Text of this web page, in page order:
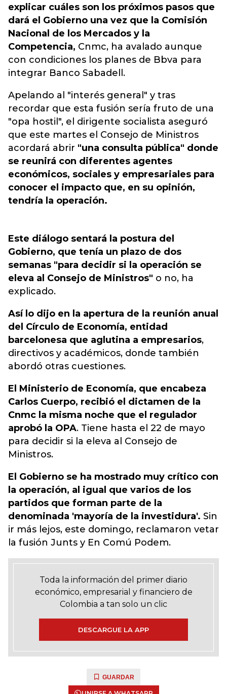
explicar cuáles son los próximos pasos que
dará el Gobierno una vez que la Comisión
Nacional de los Mercados y la
Competencia, Cnmc, ha avalado aunque
con condiciones los planes de Bbva para
integrar Banco Sabadell.
Apelando al "interés general" y tras
recordar que esta fusión sería fruto de una
"opa hostil", el dirigente socialista aseguró
que este martes el Consejo de Ministros
acordará abrir "una consulta pública" donde
se reunirá con diferentes agentes
económicos, sociales y empresariales para
conocer el impacto que, en su opinión,
tendría la operación.
Este diálogo sentará la postura del
Gobierno, que tenía un plazo de dos
semanas "para decidir si la operación se
eleva al Consejo de Ministros" o no, ha
explicado.
Así lo dijo en la apertura de la reunión anual
del Círculo de Economía, entidad
barcelonesa que aglutina a empresarios,
directivos y académicos, donde también
abordó otras cuestiones.
El Ministerio de Economía, que encabeza
Carlos Cuerpo, recibió el dictamen de la
Cnmc la misma noche que el regulador
aprobó la OPA. Tiene hasta el 22 de mayo
para decidir si la eleva al Consejo de
Ministros.
El Gobierno se ha mostrado muy crítico con
la operación, al igual que varios de los
partidos que forman parte de la
denominada 'mayoría de la investidura'. Sin
ir más lejos, este domingo, reclamaron vetar
la fusión Junts y En Comú Podem.
Toda la información del primer diario
económico, empresarial y financiero de
Colombia a tan solo un clic
DESCARGUE LA APP
GUARDAR